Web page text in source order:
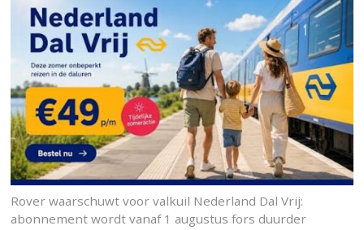
Rover waarschuwt voor valkuil Nederland Dal Vrij:
abonnement wordt vanaf 1 augustus fors duurder